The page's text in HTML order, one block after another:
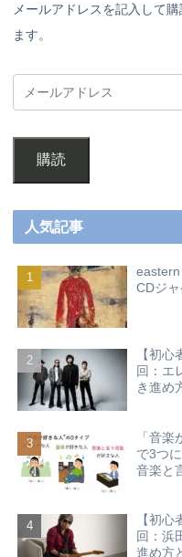
メールアドレスを記入して
ます。
購読
人気記事
CDジ
【初
回：エ
き進め
「音
で3つ
音楽と
【初
回：浜
進め方